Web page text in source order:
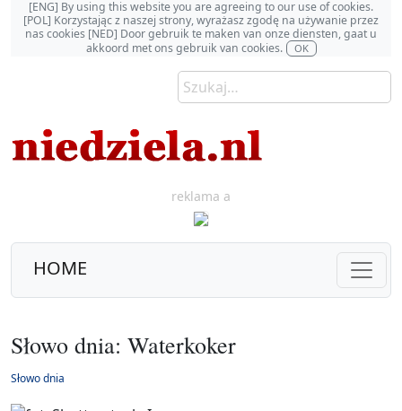
[ENG] By using this website you are agreeing to our use of cookies.
[POL] Korzystając z naszej strony, wyrażasz zgodę na używanie przez
nas cookies [NED] Door gebruik te maken van onze diensten, gaat u
akkoord met ons gebruik van cookies.
OK
reklama a
HOME
Słowo dnia: Waterkoker
Słowo dnia